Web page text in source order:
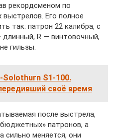
рекордсменом по
Его полное
так: патрон 22 калибра, с
R — винтовочный,
гильзы.
Solothurn S1-100.
своё время
после выстрела,
патронов, а
сильно меняется, они